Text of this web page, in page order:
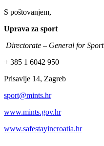
S poštovanjem,
Uprava za sport
Directorate – General for Sport
+ 385 1 6042 950
Prisavlje 14, Zagreb
sport@mints.hr
www.mints.gov.hr
www.safestayincroatia.hr